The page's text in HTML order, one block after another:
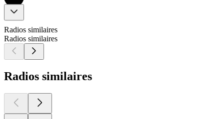
Radios similaires
Radios similaires
Radios similaires